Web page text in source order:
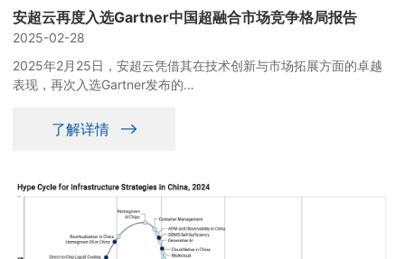
安超云再度入选Gartner中国超融合市场竞争格局报告
2025-02-28
2025年2月25日，安超云凭借其在技术创新与市场拓展方面的卓越
表现，再次入选Gartner发布的
了解详情